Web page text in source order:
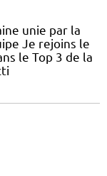
unie par la
Je rejoins le
le Top 3 de la